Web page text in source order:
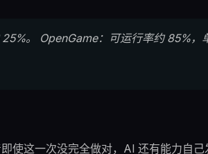
。 OpenGame：可运行率约 85%，
使这一次没完全做对，AI 还有能力自